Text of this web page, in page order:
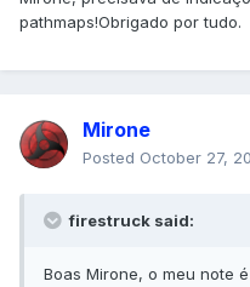
pathmaps!Obrigado por tudo.
Mirone
Posted October 27,
firestruck said:
Boas Mirone, o meu note